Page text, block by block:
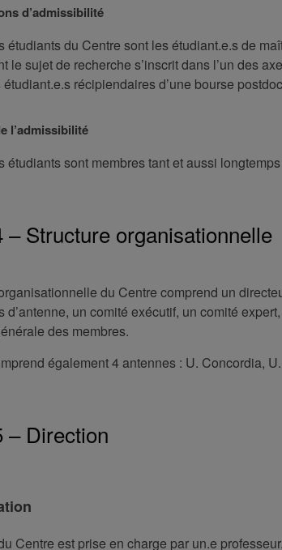
d’admissibilité
étudiants du Centre sont les étudiant.e.s de
le sujet de recherche s’inscrit dans l’un des
récipiendaires d’une bourse
l’admissibilité
étudiants sont membres tant et aussi
– Structure organisationnelle
du Centre comprend un
d’antenne, un comité exécutif, un comité
des membres.
également 4 antennes : U. Concordia,
– Direction
Centre est prise en charge par un.e